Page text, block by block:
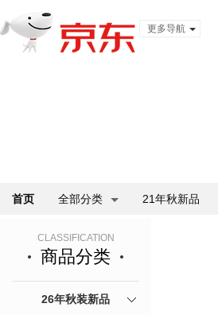
更多导航
首页 全部分类 21年秋新品
CLASSIFICATION
商品分类
26年秋装新品